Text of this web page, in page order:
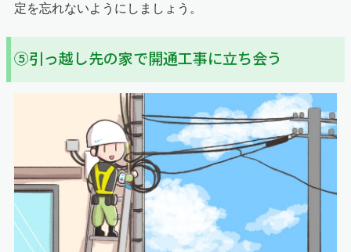
定を忘れないようにしましょう。
⑤引っ越し先の家で開通工事に立ち会う